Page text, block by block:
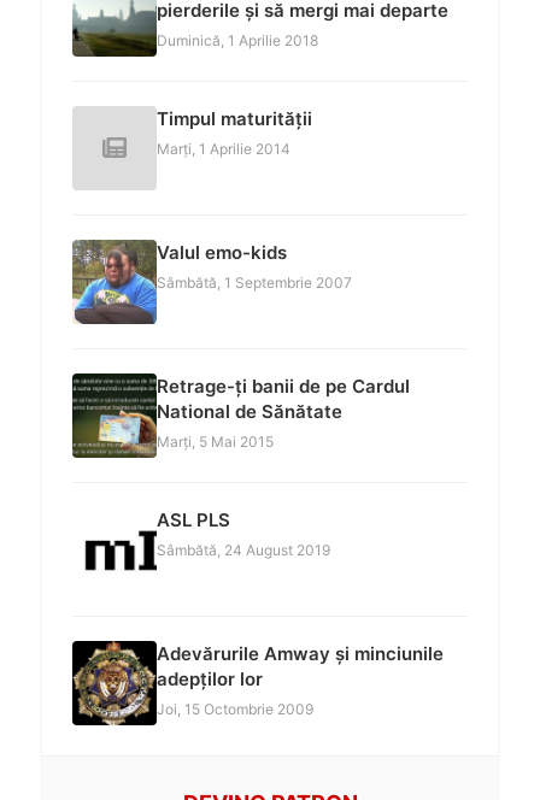
pierderile și să mergi mai departe
Duminică, 1 Aprilie 2018
Timpul maturității
Marți, 1 Aprilie 2014
Valul emo-kids
Sâmbătă, 1 Septembrie 2007
Retrage-ți banii de pe Cardul
National de Sănătate
Marți, 5 Mai 2015
ASL PLS
Sâmbătă, 24 August 2019
Adevărurile Amway și minciunile
adepților lor
Joi, 15 Octombrie 2009